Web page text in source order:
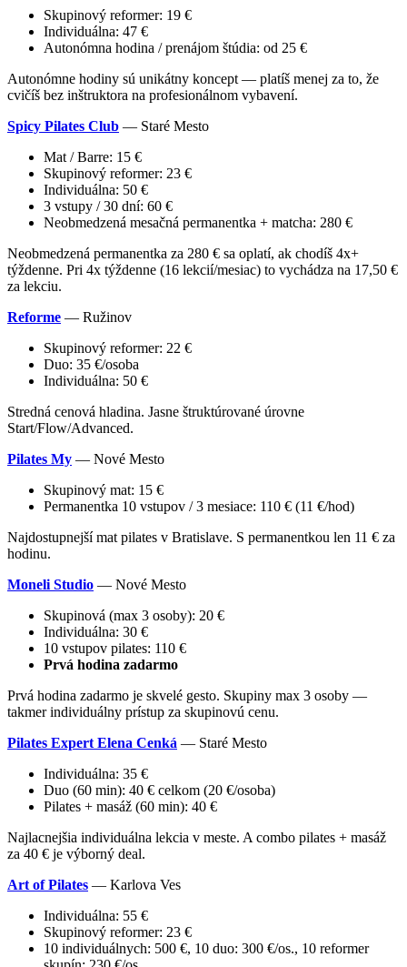
Skupinový reformer: 19 €
Individuálna: 47 €
Autonómna hodina / prenájom štúdia: od 25 €
Autonómne hodiny sú unikátny koncept — platíš menej za to, že
cvičíš bez inštruktora na profesionálnom vybavení.
Spicy Pilates Club — Staré Mesto
Mat / Barre: 15 €
Skupinový reformer: 23 €
Individuálna: 50 €
3 vstupy / 30 dní: 60 €
Neobmedzená mesačná permanentka + matcha: 280 €
Neobmedzená permanentka za 280 € sa oplatí, ak chodíš 4x+
týždenne. Pri 4x týždenne (16 lekcií/mesiac) to vychádza na 17,50 €
za lekciu.
Reforme — Ružinov
Skupinový reformer: 22 €
Duo: 35 €/osoba
Individuálna: 50 €
Stredná cenová hladina. Jasne štruktúrované úrovne
Start/Flow/Advanced.
Pilates My — Nové Mesto
Skupinový mat: 15 €
Permanentka 10 vstupov / 3 mesiace: 110 € (11 €/hod)
Najdostupnejší mat pilates v Bratislave. S permanentkou len 11 € za
hodinu.
Moneli Studio — Nové Mesto
Skupinová (max 3 osoby): 20 €
Individuálna: 30 €
10 vstupov pilates: 110 €
Prvá hodina zadarmo
Prvá hodina zadarmo je skvelé gesto. Skupiny max 3 osoby —
takmer individuálny prístup za skupinovú cenu.
Pilates Expert Elena Cenká — Staré Mesto
Individuálna: 35 €
Duo (60 min): 40 € celkom (20 €/osoba)
Pilates + masáž (60 min): 40 €
Najlacnejšia individuálna lekcia v meste. A combo pilates + masáž
za 40 € je výborný deal.
Art of Pilates — Karlova Ves
Individuálna: 55 €
Skupinový reformer: 23 €
10 individuálnych: 500 €, 10 duo: 300 €/os., 10 reformer